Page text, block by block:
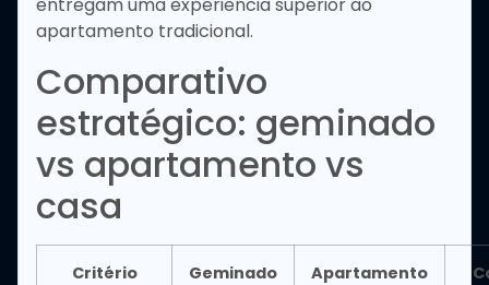
entregam uma experiência superior ao
apartamento tradicional.
Comparativo
estratégico: geminado
vs apartamento vs
casa
Critério Geminado Apartamento